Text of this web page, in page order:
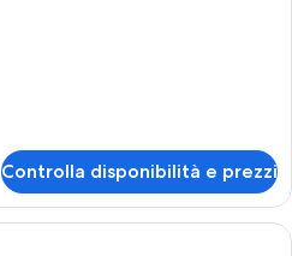
Controlla disponibilità e prezzi